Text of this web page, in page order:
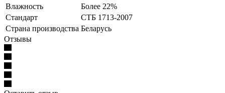
Влажность
Более 22%
Стандарт
СТБ 1713-2007
Страна производства Беларусь
Отзывы